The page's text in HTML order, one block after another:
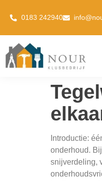
0183 242940
Introductie:
onderhoud.
snijverdeling,